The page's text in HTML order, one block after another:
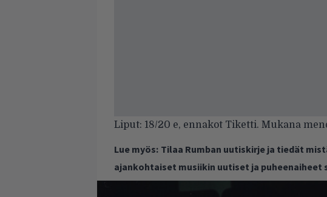
Liput: 18/20 e, ennakot Tiketti. Mukana
Lue myös: Tilaa Rumban uutiskirje ja tiedät
ajankohtaiset musiikin uutiset ja